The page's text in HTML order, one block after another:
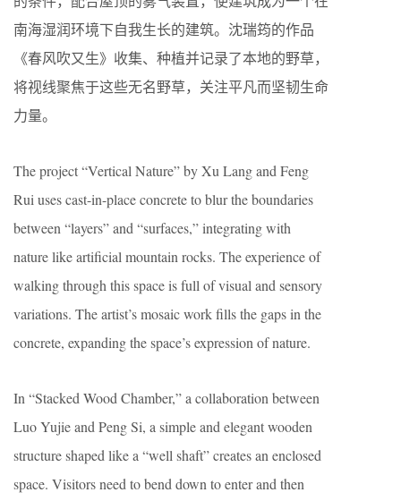
南海湿润环境下自我生长的建筑。沈瑞筠的作品
《春风吹又生》收集、种植并记录了本地的野草，
将视线聚焦于这些无名野草，关注平凡而坚韧生命
力量。
The project “Vertical Nature” by Xu Lang and Feng
Rui uses cast-in-place concrete to blur the boundaries
between “layers” and “surfaces,” integrating with
nature like artificial mountain rocks. The experience of
walking through this space is full of visual and sensory
variations. The artist’s mosaic work fills the gaps in the
concrete, expanding the space’s expression of nature.
In “Stacked Wood Chamber,” a collaboration between
Luo Yujie and Peng Si, a simple and elegant wooden
structure shaped like a “well shaft” creates an enclosed
space. Visitors need to bend down to enter and then